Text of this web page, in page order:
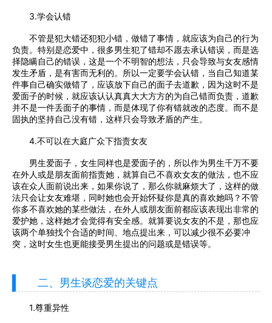
3.学会认错
不管是犯大错还犯犯小错，做错了事情，就应该为自己的行为
负责。特别是恋爱中，很多男生犯了错却不愿去承认错误，而是选
择隐瞒自己的错误，这是一个不明智的想法，只会导致与女友感情
发生矛盾，是有害而无利的。所以一定要学会认错，当自己知道某
件事自己确实做错了，应该放下自己的面子去道歉，因为这时不是
爱面子的时候，就应该认认真真大大方方的为自己错而负责，道歉
并不是一件丢面子的事情，而是体现了你有错就改的态度。而不是
固执的坚持自己没有错，这样只会导致矛盾的产生。
4.不可以在大庭广众下指责女友
男生爱面子，女生同样也是爱面子的，所以作为男生千万不要
在外人或是朋友面前指责她，就算自己不喜欢女友的做法，也不应
该在众人面前说出来，如果你说了，那么你就麻烦大了，这样的做
法只会让女友难堪，同时她也会开始怀疑你是真的喜欢她吗？不管
你多不喜欢她的某些做法，在外人或朋友面前都应该表现出非常的
爱护她，这样她才会觉得有安全感。就算要说女友的不是，那也应
该两个单独找个合适的时间、地点提出来，可以减少很不必要冲
突，这时女生也更能接受男生提出的问题或是错误等。
二、男生谈恋爱的关键点
1.尊重异性